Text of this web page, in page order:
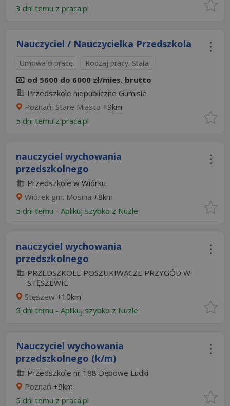
3 dni temu z praca.pl
Nauczyciel / Nauczycielka Przedszkola
Umowa o pracę Rodzaj pracy: Stała
od 5600 do 6000 zł/mies. brutto
Przedszkole niepubliczne Gumisie
Poznań, Stare Miasto +9km
5 dni temu z praca.pl
nauczyciel wychowania
przedszkolnego
Przedszkole w Wiórku
Wiórek gm. Mosina +8km
5 dni temu - Aplikuj szybko z Nuzle
nauczyciel wychowania
przedszkolnego
PRZEDSZKOLE POSZUKIWACZE PRZYGÓD W
STĘSZEWIE
Stęszew +10km
5 dni temu - Aplikuj szybko z Nuzle
Nauczyciel wychowania
przedszkolnego (k/m)
Przedszkole nr 188 Dębowe Ludki
Poznań +9km
5 dni temu z praca.pl